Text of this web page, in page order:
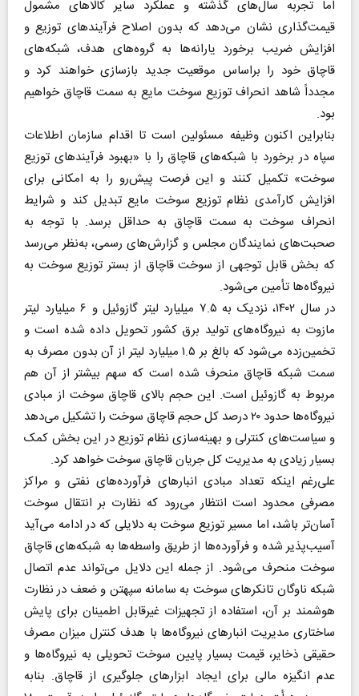
اما تجربه سال‌های گذشته و عملکرد سایر کالاهای مشمول
قیمت‌گذاری نشان می‌دهد که بدون اصلاح فرآیندهای توزیع و
افزایش ضریب برخورد یارانه‌ها به گروه‌های هدف، شبکه‌های
قاچاق خود را براساس موقعیت جدید بازسازی خواهند کرد و
مجدداً شاهد انحراف توزیع سوخت مایع به سمت قاچاق خواهیم
بود.
بنابراین اکنون وظیفه مسئولین است تا اقدام سازمان اطلاعات
سپاه در برخورد با شبکه‌های قاچاق را با «بهبود فرآیندهای توزیع
سوخت» تکمیل کنند و این فرصت پیش‌رو را به امکانی برای
افزایش کارآمدی نظام توزیع سوخت مایع تبدیل کند و شرایط
انحراف سوخت به سمت قاچاق به حداقل برسد. با توجه به
صحبت‌های نمایندگان مجلس و گزارش‌های رسمی، به‌نظر می‌رسد
که بخش قابل توجهی از سوخت قاچاق از بستر توزیع سوخت به
نیروگاه‌ها تأمین می‌شود.
در سال ۱۴۰۲، نزدیک به ۷.۵ میلیارد لیتر گازوئیل و ۶ میلیارد لیتر
مازوت به نیروگاه‌های تولید برق کشور تحویل داده شده است و
تخمین‌زده می‌شود که بالغ بر ۱.۵ میلیارد لیتر از آن بدون مصرف به
سمت شبکه قاچاق منحرف شده است که سهم بیشتر از آن هم
مربوط به گازوئیل است. این حجم بالای قاچاق سوخت از مبادی
نیروگاه‌ها حدود ۲۰ درصد کل حجم قاچاق سوخت را تشکیل می‌دهد
و سیاست‌های کنترلی و بهینه‌سازی نظام توزیع در این بخش کمک
بسیار زیادی به مدیریت کل جریان قاچاق سوخت خواهد کرد.
علی‌رغم اینکه تعداد مبادی انبارهای فرآورده‌های نفتی و مراکز
مصرفی محدود است انتظار می‌رود که نظارت بر انتقال سوخت
آسان‌تر باشد، اما مسیر توزیع سوخت به دلایلی که در ادامه می‌آید
آسیب‌پذیر شده و فرآورده‌ها از طریق واسطه‌ها به شبکه‌های قاچاق
سوخت منحرف می‌شود. از جمله این دلایل می‌تواند عدم اتصال
شبکه ناوگان تانکرهای سوخت به سامانه سپهتن و ضعف در نظارت
هوشمند بر آن، استفاده از تجهیزات غیرقابل اطمینان برای پایش
ساختاری مدیریت انبارهای نیروگاه‌ها با هدف کنترل میزان مصرف
حقیقی ذخایر، قیمت بسیار پایین سوخت تحویلی به نیروگاه‌ها و
عدم انگیزه مالی برای ایجاد ابزارهای جلوگیری از قاچاق. بنابه